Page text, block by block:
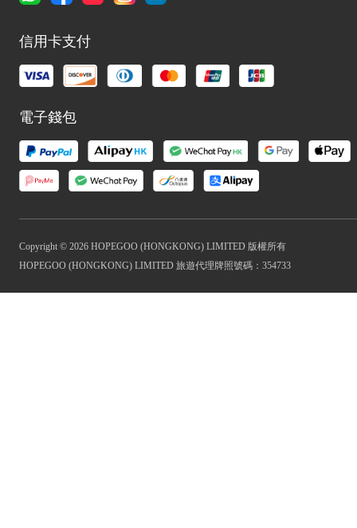
信用卡支付
電子錢包
Copyright © 2026 HOPEGOO (HONGKONG) LIMITED 版權所有
HOPEGOO (HONGKONG) LIMITED 旅遊代理牌照號碼：354733